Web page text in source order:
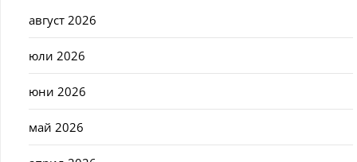
август 2026
юли 2026
юни 2026
май 2026